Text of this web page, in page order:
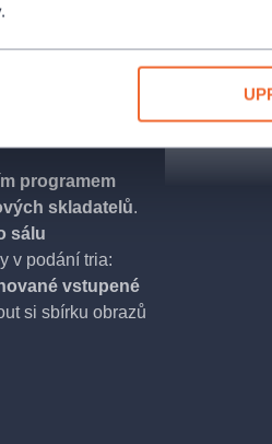
programem
skladatelů.
sálu
v podání tria:
vstupené
si sbírku obrazů